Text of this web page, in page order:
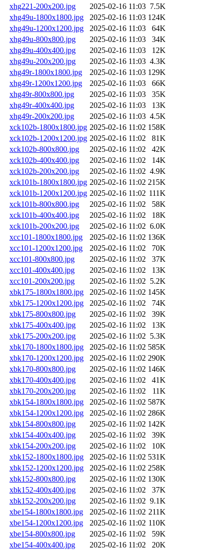
xhg221-200x200.jpg
2025-02-16 11:03 7.5K
xhg49u-1800x1800.jpg
2025-02-16 11:03 124K
xhg49u-1200x1200.jpg
2025-02-16 11:03
64K
xhg49u-800x800.jpg
2025-02-16 11:03
34K
xhg49u-400x400.jpg
2025-02-16 11:03
12K
xhg49u-200x200.jpg
2025-02-16 11:03 4.3K
xhg49r-1800x1800.jpg
2025-02-16 11:03 129K
xhg49r-1200x1200.jpg
2025-02-16 11:03
66K
xhg49r-800x800.jpg
2025-02-16 11:03
35K
xhg49r-400x400.jpg
2025-02-16 11:03
13K
xhg49r-200x200.jpg
2025-02-16 11:03 4.5K
xck102b-1800x1800.jpg 2025-02-16 11:02 158K
xck102b-1200x1200.jpg 2025-02-16 11:02
81K
xck102b-800x800.jpg
2025-02-16 11:02
42K
xck102b-400x400.jpg
2025-02-16 11:02
14K
xck102b-200x200.jpg
2025-02-16 11:02 4.9K
xck101b-1800x1800.jpg 2025-02-16 11:02 215K
xck101b-1200x1200.jpg 2025-02-16 11:02 111K
xck101b-800x800.jpg
2025-02-16 11:02
58K
xck101b-400x400.jpg
2025-02-16 11:02
18K
xck101b-200x200.jpg
2025-02-16 11:02 6.0K
xcc101-1800x1800.jpg
2025-02-16 11:02 136K
xcc101-1200x1200.jpg
2025-02-16 11:02
70K
xcc101-800x800.jpg
2025-02-16 11:02
37K
xcc101-400x400.jpg
2025-02-16 11:02
13K
xcc101-200x200.jpg
2025-02-16 11:02 5.2K
xbk175-1800x1800.jpg
2025-02-16 11:02 145K
xbk175-1200x1200.jpg
2025-02-16 11:02
74K
xbk175-800x800.jpg
2025-02-16 11:02
39K
xbk175-400x400.jpg
2025-02-16 11:02
13K
xbk175-200x200.jpg
2025-02-16 11:02 5.3K
xbk170-1800x1800.jpg
2025-02-16 11:02 585K
xbk170-1200x1200.jpg
2025-02-16 11:02 290K
xbk170-800x800.jpg
2025-02-16 11:02 146K
xbk170-400x400.jpg
2025-02-16 11:02
41K
xbk170-200x200.jpg
2025-02-16 11:02
11K
xbk154-1800x1800.jpg
2025-02-16 11:02 587K
xbk154-1200x1200.jpg
2025-02-16 11:02 286K
xbk154-800x800.jpg
2025-02-16 11:02 142K
xbk154-400x400.jpg
2025-02-16 11:02
39K
xbk154-200x200.jpg
2025-02-16 11:02
10K
xbk152-1800x1800.jpg
2025-02-16 11:02 531K
xbk152-1200x1200.jpg
2025-02-16 11:02 258K
xbk152-800x800.jpg
2025-02-16 11:02 130K
xbk152-400x400.jpg
2025-02-16 11:02
37K
xbk152-200x200.jpg
2025-02-16 11:02 9.1K
xbe154-1800x1800.jpg
2025-02-16 11:02 211K
xbe154-1200x1200.jpg
2025-02-16 11:02 110K
xbe154-800x800.jpg
2025-02-16 11:02
59K
xbe154-400x400.jpg
2025-02-16 11:02
20K